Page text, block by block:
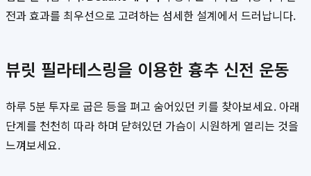
전과 효과를 최우선으로 고려하는 섬세한 설계에서 드러납니다.
뷰릿 필라테스링을 이용한 흉추 신전 운동
하루 5분 투자로 굽은 등을 펴고 숨어있던 키를 찾아보세요. 아래
단계를 천천히 따라 하며 닫혀있던 가슴이 시원하게 열리는 것을
느껴보세요.